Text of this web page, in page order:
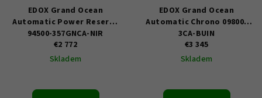
EDOX Grand Ocean
Automatic Power Reserve
94500-357GNCA-NIR
€2 772
Skladem
EDOX Grand Ocean
Automatic Chrono 09800-
3CA-BUIN
€3 345
Skladem